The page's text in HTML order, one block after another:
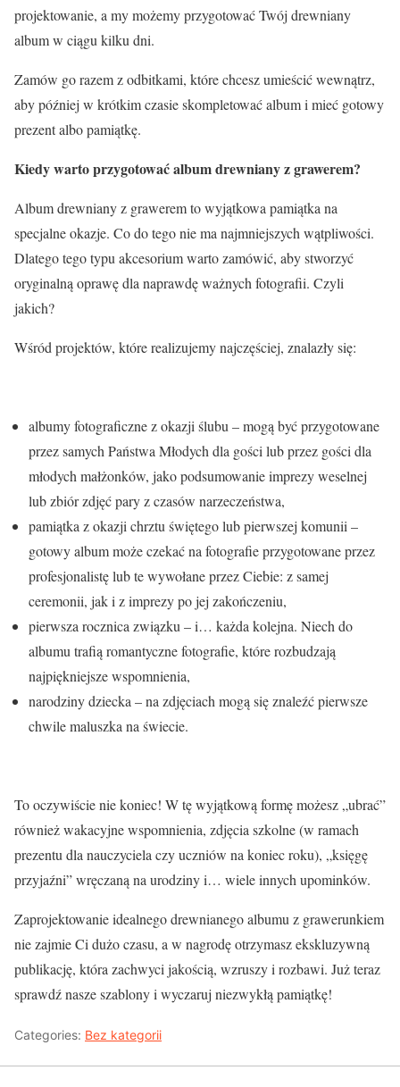
projektowanie, a my możemy przygotować Twój drewniany
album w ciągu kilku dni.
Zamów go razem z odbitkami, które chcesz umieścić wewnątrz,
aby później w krótkim czasie skompletować album i mieć gotowy
prezent albo pamiątkę.
Kiedy warto przygotować album drewniany z grawerem?
Album drewniany z grawerem to wyjątkowa pamiątka na
specjalne okazje. Co do tego nie ma najmniejszych wątpliwości.
Dlatego tego typu akcesorium warto zamówić, aby stworzyć
oryginalną oprawę dla naprawdę ważnych fotografii. Czyli
jakich?
Wśród projektów, które realizujemy najczęściej, znalazły się:
albumy fotograficzne z okazji ślubu – mogą być przygotowane
przez samych Państwa Młodych dla gości lub przez gości dla
młodych małżonków, jako podsumowanie imprezy weselnej
lub zbiór zdjęć pary z czasów narzeczeństwa,
pamiątka z okazji chrztu świętego lub pierwszej komunii –
gotowy album może czekać na fotografie przygotowane przez
profesjonalistę lub te wywołane przez Ciebie: z samej
ceremonii, jak i z imprezy po jej zakończeniu,
pierwsza rocznica związku – i… każda kolejna. Niech do
albumu trafią romantyczne fotografie, które rozbudzają
najpiękniejsze wspomnienia,
narodziny dziecka – na zdjęciach mogą się znaleźć pierwsze
chwile maluszka na świecie.
To oczywiście nie koniec! W tę wyjątkową formę możesz „ubrać”
również wakacyjne wspomnienia, zdjęcia szkolne (w ramach
prezentu dla nauczyciela czy uczniów na koniec roku), „księgę
przyjaźni” wręczaną na urodziny i… wiele innych upominków.
Zaprojektowanie idealnego drewnianego albumu z grawerunkiem
nie zajmie Ci dużo czasu, a w nagrodę otrzymasz ekskluzywną
publikację, która zachwyci jakością, wzruszy i rozbawi. Już teraz
sprawdź nasze szablony i wyczaruj niezwykłą pamiątkę!
Categories: Bez kategorii